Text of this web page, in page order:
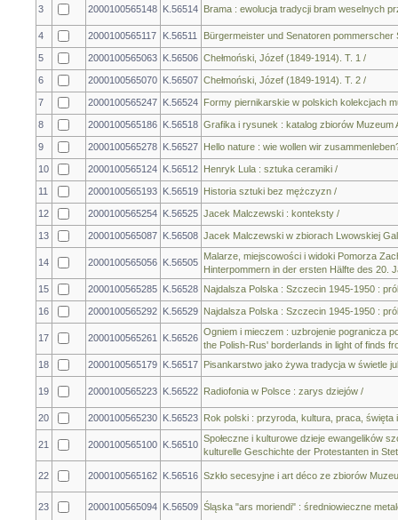
3 2000100565148 K.56514 Brama : ewolucja tradycji bram weselnych
4 2000100565117 K.56511 Bürgermeister und Senatoren
5 2000100565063 K.56506 Chełmoński, Józef (1849-1914). T. 1 /
6 2000100565070 K.56507 Chełmoński, Józef (1849-1914). T. 2 /
7 2000100565247 K.56524 Formy piernikarskie w polskich kolekcjach
8 2000100565186 K.56518 Grafika i rysunek : katalog zbiorów
9 2000100565278 K.56527 Hello nature : wie wollen wir
10 2000100565124 K.56512 Henryk Lula : sztuka ceramiki /
11 2000100565193 K.56519 Historia sztuki bez mężczyzn /
12 2000100565254 K.56525 Jacek Malczewski : konteksty /
13 2000100565087 K.56508 Jacek Malczewski w zbiorach Lwowskiej
14 2000100565056 K.56505
Malarze, miejscowości i widoki Pomorza
Hinterpommern in der ersten Hälfte des 20.
15
2000100565285 K.56528 Najdalsza Polska : Szczecin 1945-1950 :
16 2000100565292 K.56529 Najdalsza Polska : Szczecin 1945-1950 :
17 2000100565261 K.56526
Ogniem i mieczem : uzbrojenie pogranicza
the Polish-Rus' borderlands in light of finds
18
2000100565179 K.56517 Pisankarstwo jako żywa tradycja w świetle
19 2000100565223 K.56522 Radiofonia w Polsce : zarys dziejów /
20 2000100565230 K.56523 Rok polski : przyroda, kultura, praca,
21 2000100565100 K.56510
Społeczne i kulturowe dzieje ewangelików
kulturelle Geschichte der Protestanten in
22 2000100565162 K.56516 Szkło secesyjne i art déco ze zbiorów
23 2000100565094 K.56509 Śląska "ars moriendi" : średniowieczne